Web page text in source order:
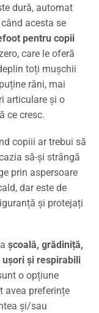
dură, automat
acesta se
pentru copii
care le oferă
toți mușchii
răni, mai
articulare și o
ce cresc.
copiii ar trebui să
să-și strângă
prin aspersoare
dar este de
și protejați
școală, grădiniță,
ușori și respirabili
o opțiune
avea preferințe
și/sau